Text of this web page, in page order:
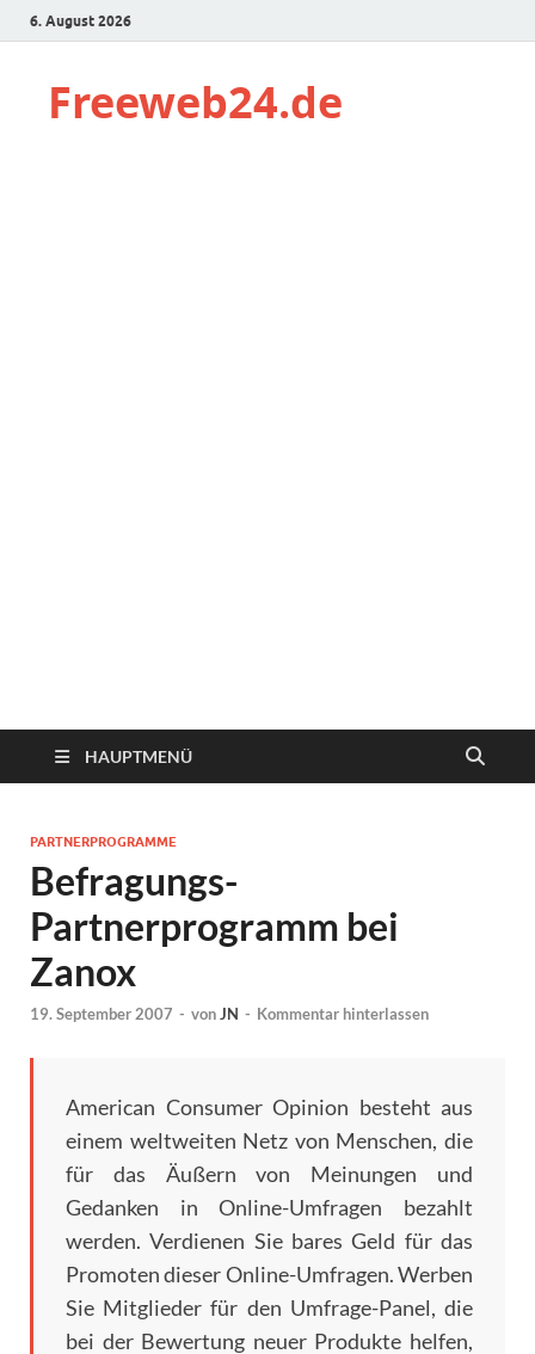
6. August 2026
Freeweb24.de
HAUPTMENÜ
PARTNERPROGRAMME
Befragungs-
Partnerprogramm bei
Zanox
19. September 2007 - vonJN - Kommentar hinterlassen
American Consumer Opinion besteht aus
einem weltweiten Netz von Menschen, die
für das Äußern von Meinungen und
Gedanken in Online-Umfragen bezahlt
werden.Verdienen Sie bares Geld für das
Promoten dieser Online-Umfragen. Werben
Sie Mitglieder für den Umfrage-Panel, die
bei der Bewertung neuer Produkte helfen,